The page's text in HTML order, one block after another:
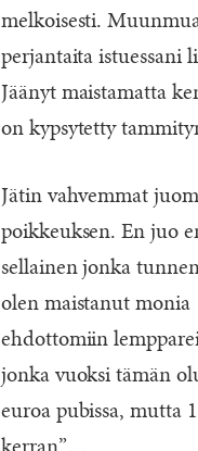
melkoisesti.
perjantaita istuessani
Jäänyt maistamatta
on kypsytetty
Jätin vahvemmat
poikkeuksen. En juo
sellainen jonka
olen maistanut
ehdottomiin
jonka vuoksi tämän
euroa pubissa, mutta